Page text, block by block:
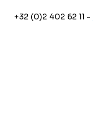
+32 (0)2 402 62 11 -